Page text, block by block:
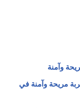
وآمنة
مريحة وآمنة في